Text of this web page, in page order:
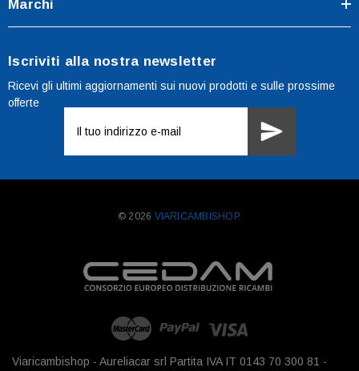
Marchi
Iscriviti alla nostra newsletter
Ricevi gli ultimi aggiornamenti sui nuovi prodotti e sulle prossime
offerte
mail
© 2026 VIARICAMBISHOP.
Viaricambishop - Aureliacar srl Partita IVA IT 0143 70 300 81 -